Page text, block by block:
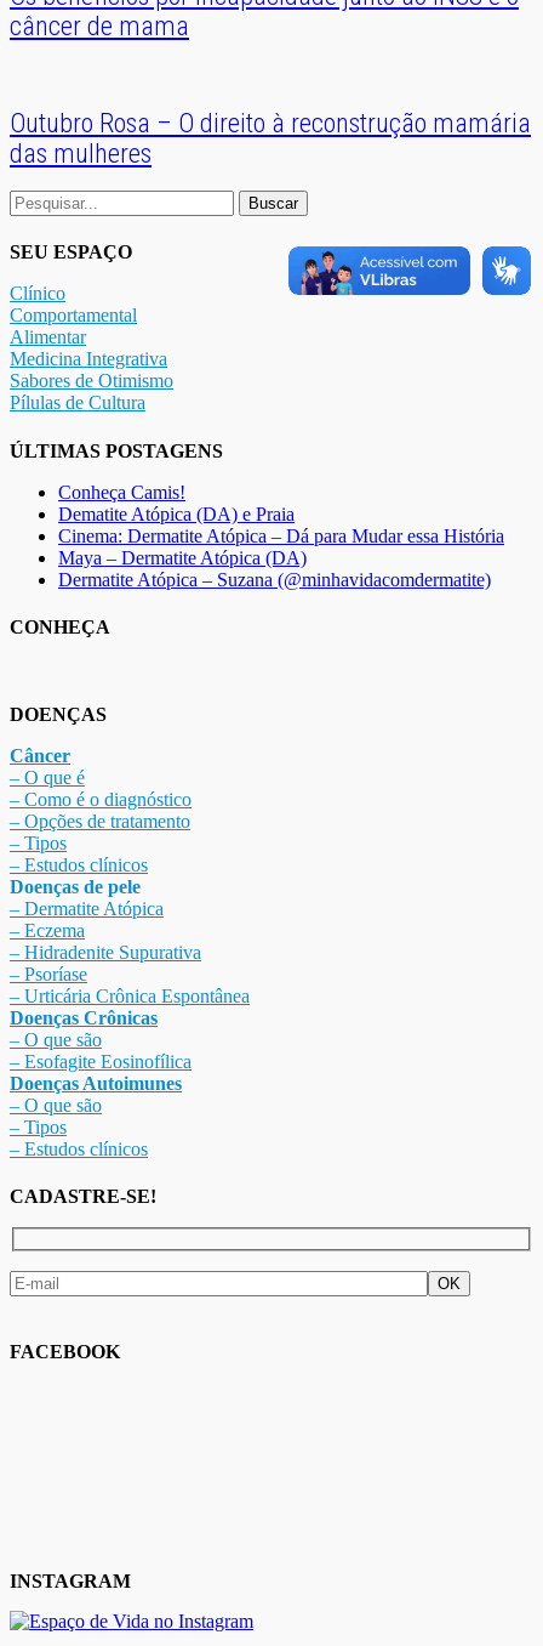
câncer de mama
Outubro Rosa – O direito à reconstrução mamária
das mulheres
Buscar
por:
SEU ESPAÇO
Clínico
Comportamental
Alimentar
Medicina Integrativa
Sabores de Otimismo
Pílulas de Cultura
ÚLTIMAS POSTAGENS
Conheça Camis!
Dematite Atópica (DA) e Praia
Cinema: Dermatite Atópica – Dá para Mudar essa História
Maya – Dermatite Atópica (DA)
Dermatite Atópica – Suzana (@minhavidacomdermatite)
CONHEÇA
DOENÇAS
Câncer
– O que é
– Como é o diagnóstico
– Opções de tratamento
– Tipos
– Estudos clínicos
Doenças de pele
– Dermatite Atópica
– Eczema
– Hidradenite Supurativa
– Psoríase
– Urticária Crônica Espontânea
Doenças Crônicas
– O que são
– Esofagite Eosinofílica
Doenças Autoimunes
– O que são
– Tipos
– Estudos clínicos
CADASTRE-SE!
FACEBOOK
INSTAGRAM